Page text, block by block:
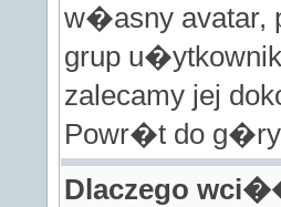
w�asny avatar,
grup
zalecamy jej
Powr�t do g�ry
Dlaczego